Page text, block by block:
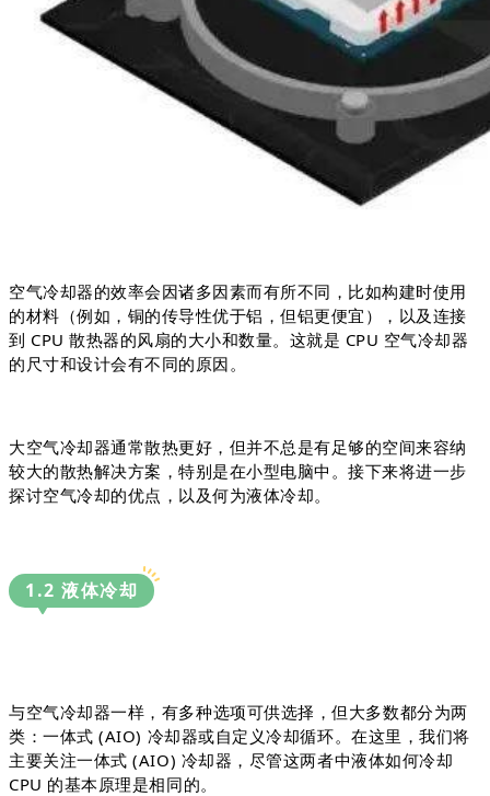
空气冷却器的效率会因诸多因素而有所不同，比如构建时使用
的材料（例如，铜的传导性优于铝，但铝更便宜），以及连接
到 CPU 散热器的风扇的大小和数量。这就是 CPU 空气冷却器
的尺寸和设计会有不同的原因。
大空气冷却器通常散热更好，但并不总是有足够的空间来容纳
较大的散热解决方案，特别是在小型电脑中。接下来将进一步
探讨空气冷却的优点，以及何为液体冷却。
1.2 液体冷却
与空气冷却器一样，有多种选项可供选择，但大多数都分为两
类：一体式 (AIO) 冷却器或自定义冷却循环。在这里，我们将
主要关注一体式 (AIO) 冷却器，尽管这两者中液体如何冷却
CPU 的基本原理是相同的。